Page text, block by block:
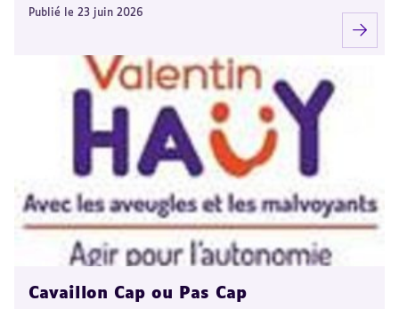
Publié le 23 juin 2026
Cavaillon Cap ou Pas Cap